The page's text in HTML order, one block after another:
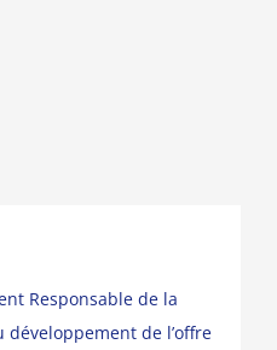
Responsable de la
de l’offre